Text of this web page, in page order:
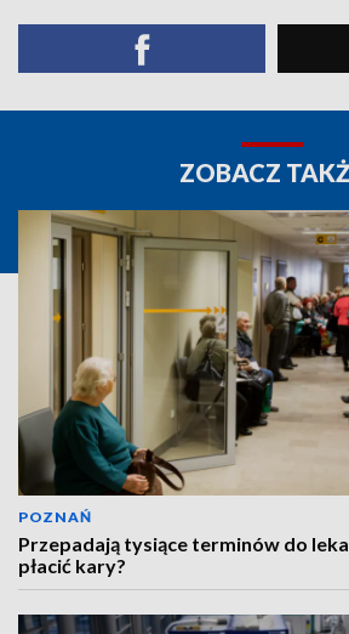
ZOBACZ
POZNAŃ
Przepadają tysiące terminów do
płacić kary?